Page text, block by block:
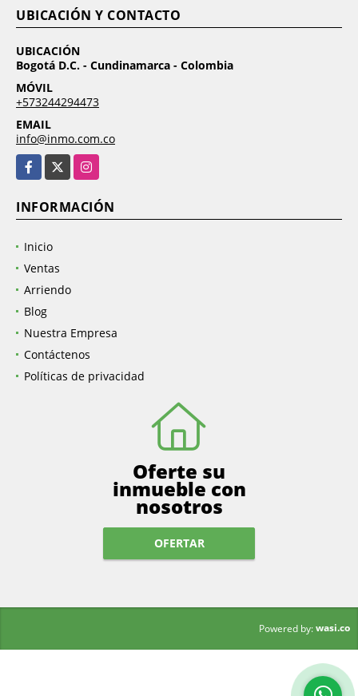
UBICACIÓN
Bogotá D.C. - Cundinamarca - Colombia
MÓVIL
+573244294473
EMAIL
info@inmo.com.co
Facebook
X Instagram
Inicio
Ventas
Arriendo
Blog
Nuestra Empresa
Contáctenos
Oferte su
inmueble con
nosotros
OFERTAR
Powered by:wasi.co